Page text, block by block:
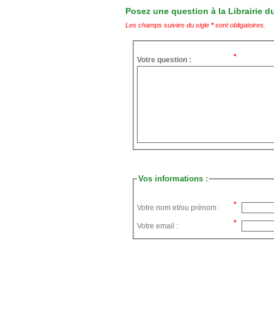
Posez une question à la Librairie
Les champs suivies du sigle *sont obligatoires.
Votre question :
Vos informations :
Votre nom et/ou prénom :
Votre email :